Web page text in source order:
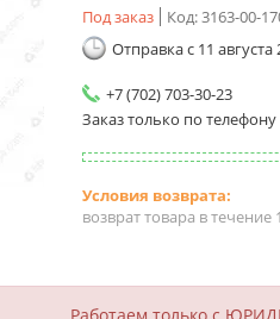
Под заказ
Код:3163-00-
Отправка с 11 августа
+7 (702) 703-30-23
Заказ только по телефону
возврат товара в течение